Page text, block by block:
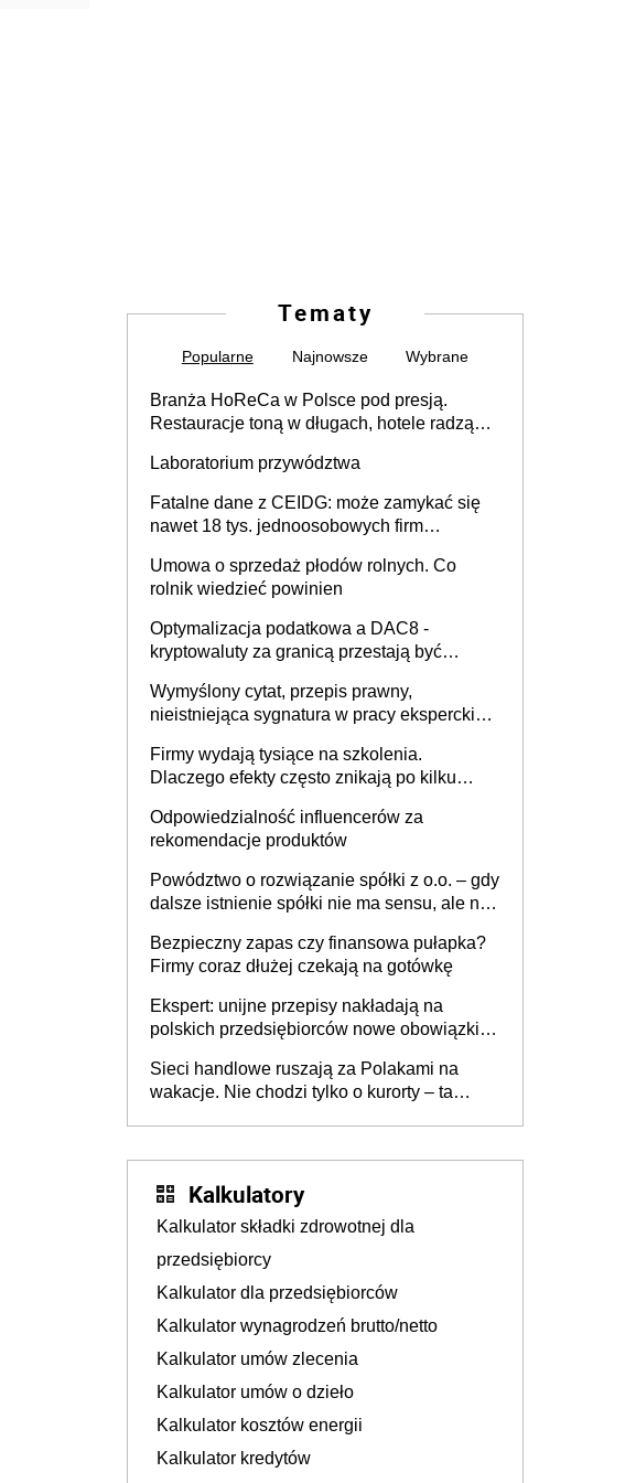
Tematy
Popularne Najnowsze Wybrane
Branża HoReCa w Polsce pod presją.
Restauracje toną w długach, hotele radzą
Laboratorium przywództwa
Fatalne dane z CEIDG: może zamykać się
nawet 18 tys. jednoosobowych firm
Umowa o sprzedaż płodów rolnych. Co
rolnik wiedzieć powinien
Optymalizacja podatkowa a DAC8 -
kryptowaluty za granicą przestają być
Wymyślony cytat, przepis prawny,
nieistniejąca sygnatura w pracy eksperckiej -
firmie
Firmy wydają tysiące na szkolenia.
Dlaczego efekty często znikają po kilku
Odpowiedzialność influencerów za
rekomendacje produktów
Powództwo o rozwiązanie spółki z o.o. – gdy
dalsze istnienie spółki nie ma sensu, ale nie
Bezpieczny zapas czy finansowa pułapka?
Firmy coraz dłużej czekają na gotówkę
Ekspert: unijne przepisy nakładają na
polskich przedsiębiorców nowe obowiązki w
Sieci handlowe ruszają za Polakami na
wakacje. Nie chodzi tylko o kurorty – ta
Kalkulatory
Kalkulator składki zdrowotnej dla
przedsiębiorcy
Kalkulator dla przedsiębiorców
Kalkulator wynagrodzeń brutto/netto
Kalkulator umów zlecenia
Kalkulator umów o dzieło
Kalkulator kosztów energii
Kalkulator kredytów